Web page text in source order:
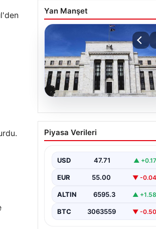
Yan Manşet
06.08.2026
Fed faizi sabit tuttu
Piyasa Verileri
USD 47.71 ▲
EUR 55.00 ▼ -
ALTIN 6595.3 ▲
BTC 3063559 ▼ -